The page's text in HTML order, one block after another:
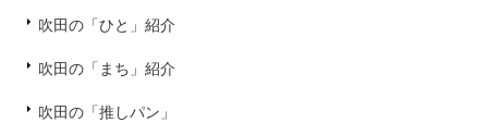
吹田の「ひと」紹介
吹田の「まち」紹介
吹田の「推しパン」